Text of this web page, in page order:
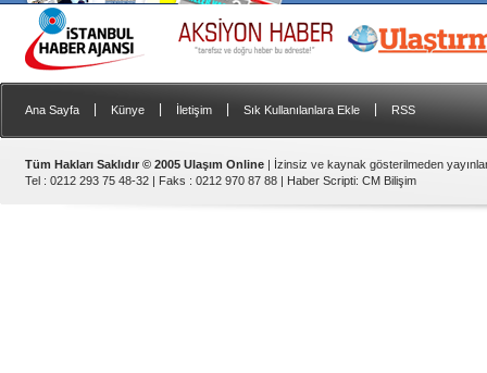
Ana Sayfa Künye İletişim Sık Kullanılanlara Ekle RSS
Tüm Hakları Saklıdır © 2005 Ulaşım Online | İzinsiz ve kaynak gösterilmeden
Tel : 0212 293 75 48-32 | Faks : 0212 970 87 88 | Haber Scripti: CM Bilişim